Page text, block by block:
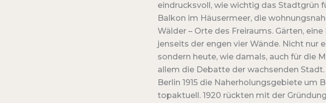
eindrucksvoll, wie wichtig das Stadtgrün
Balkon im Häusermeer, die
Wälder – Orte des Freiraums. Gärten,
jenseits der engen vier Wände. Nicht nur
sondern heute, wie damals, auch für die
allem die Debatte der wachsenden
Berlin 1915 die Naherholungsgebiete um
topaktuell. 1920 rückten mit der